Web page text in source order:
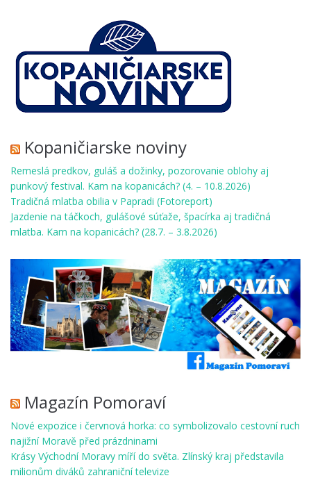
Kopaničiarske noviny
Remeslá predkov, guláš a dožinky, pozorovanie oblohy aj
punkový festival. Kam na kopanicách? (4. – 10.8.2026)
Tradičná mlatba obilia v Papradi (Fotoreport)
Jazdenie na táčkoch, gulášové súťaže, špacírka aj tradičná
mlatba. Kam na kopanicách? (28.7. – 3.8.2026)
Magazín Pomoraví
Nové expozice i červnová horka: co symbolizovalo cestovní ruch
najižní Moravě před prázdninami
Krásy Východní Moravy míří do světa. Zlínský kraj představila
milionům diváků zahraniční televize